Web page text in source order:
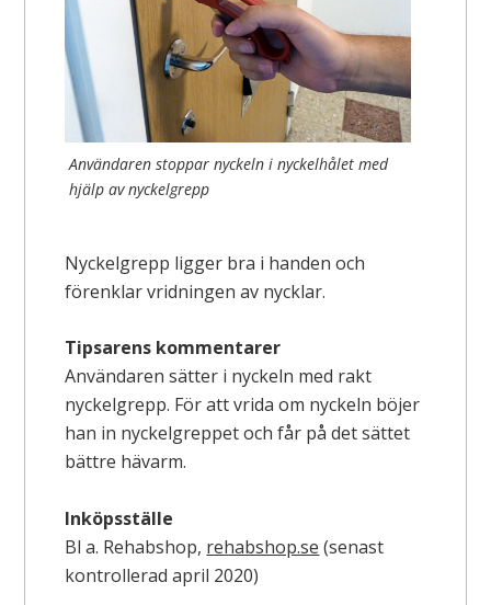
Användaren stoppar nyckeln i nyckelhålet med
hjälp av nyckelgrepp
Nyckelgrepp ligger bra i handen och
förenklar vridningen av nycklar.
Tipsarens kommentarer
Användaren sätter i nyckeln med rakt
nyckelgrepp. För att vrida om nyckeln böjer
han in nyckelgreppet och får på det sättet
bättre hävarm.
Inköpsställe
Bl a. Rehabshop, rehabshop.se (senast
kontrollerad april 2020)